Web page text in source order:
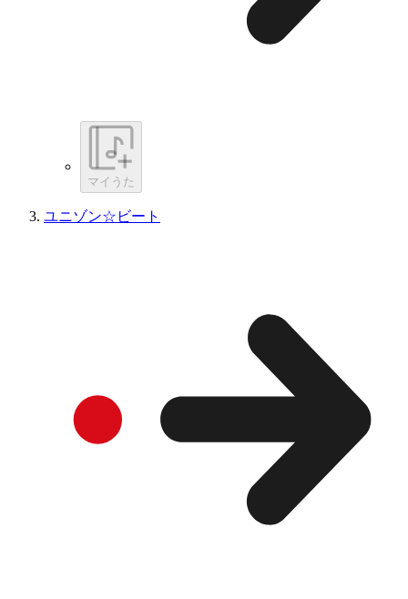
マイうた
ユニゾン☆ビート